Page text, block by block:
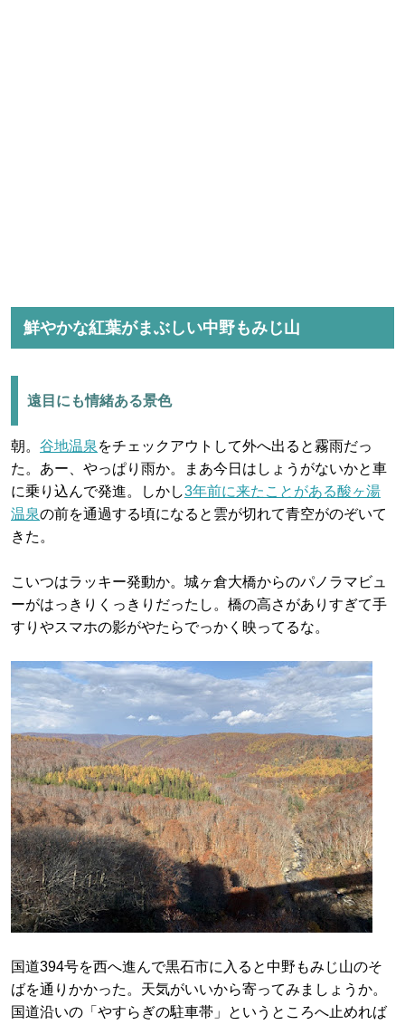
鮮やかな紅葉がまぶしい中野もみじ山
遠目にも情緒ある景色
朝。 谷地温泉 をチェックアウトして外へ出ると霧雨だっ
た。あー、やっぱり雨か。まあ今日はしょうがないかと車
に乗り込んで発進。しかし3年前に来たことがある酸ヶ湯
温泉の前を通過する頃になると雲が切れて青空がのぞいて
きた。
こいつはラッキー発動か。城ヶ倉大橋からのパノラマビュ
ーがはっきりくっきりだったし。橋の高さがありすぎて手
すりやスマホの影がやたらでっかく映ってるな。
国道394号を西へ進んで黒石市に入ると中野もみじ山のそ
ばを通りかかった。天気がいいから寄ってみましょうか。
国道沿いの「やすらぎの駐車帯」というところへ止めれば